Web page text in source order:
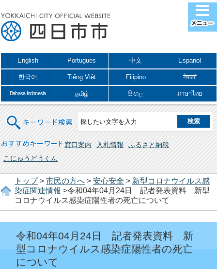
English Portugues 中文 Espanol
한국어 Tiếng Việt Filipino नेपाली
Bahasa Indonesia தமிழ் සිංහල ภาษาไทย
キーワード検索
おすすめキーワード 窓口案内 入札情報
ふるさと納税
こにゅうどうくん
トップ> 市民の方へ > 安心安全 > 新型コロナウイルス感
染症関連情報 >令和04年04月24日 記者発表資料 新型
コロナウイルス感染症陽性者の死亡について
令和04年04月24日 記者発表資料 新
型コロナウイルス感染症陽性者の死亡
について